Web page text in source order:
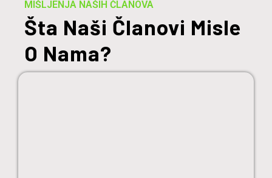
MIŠLJENJA NAŠIH ČLANOVA
Šta Naši Članovi Misle
O Nama?